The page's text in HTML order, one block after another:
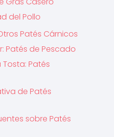
del Pollo
Patés Cárnicos
Patés de Pescado
Patés
de Patés
sobre Patés